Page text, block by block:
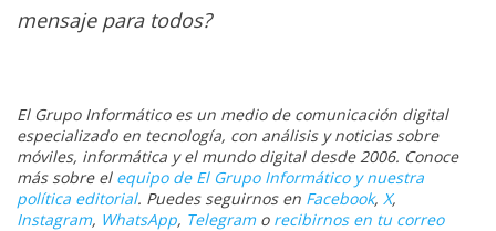
mensaje para todos?
El Grupo Informático es un medio de comunicación digital
especializado en tecnología, con análisis y noticias sobre
móviles, informática y el mundo digital desde 2006. Conoce
más sobre el equipo de El Grupo Informático y nuestra
política editorial. Puedes seguirnos en Facebook, X,
Instagram, WhatsApp, Telegramo recibirnos en tu correo